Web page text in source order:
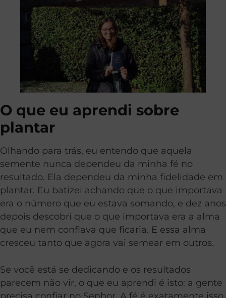
O que eu aprendi sobre
plantar
Olhando para trás, eu entendo que aquela
semente nunca dependeu da minha fé no
resultado. Ela dependeu da minha fidelidade em
plantar. Eu batizei achando que o que importava
era o número que eu estava somando, e dez anos
depois descobri que o que importava era a alma
que eu nem confiava que ficaria. E essa alma
cresceu tanto que agora vai semear em outros.
Se você está se dedicando e os resultados
parecem não vir, o que eu aprendi é isto: a gente
precisa confiar no Senhor. A fé é exatamente isso,